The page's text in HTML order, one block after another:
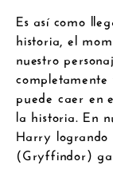
Es así como
historia, el
nuestro
puede caer en
la historia. En
Harry logrando
(Gryffindor)